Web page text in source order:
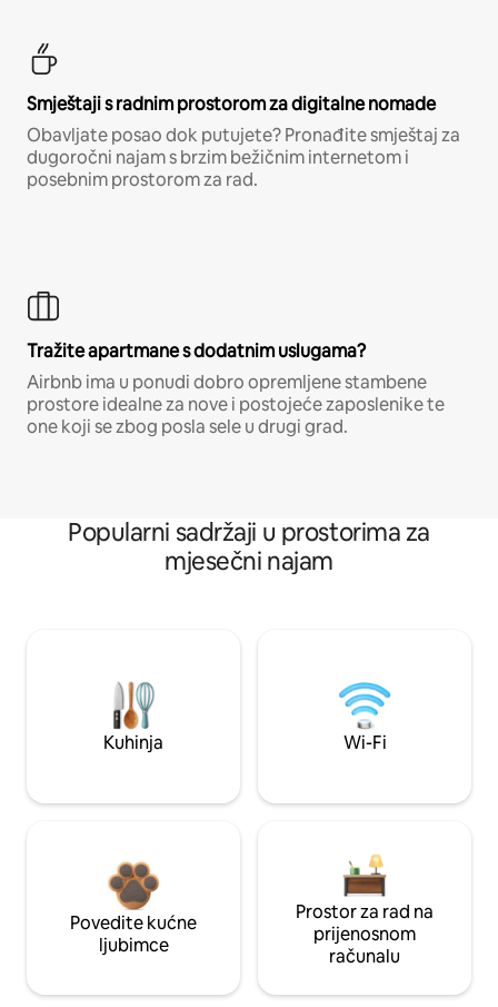
Smještaji s radnim prostorom za digitalne nomade
Obavljate posao dok putujete? Pronađite smještaj za
dugoročni najam s brzim bežičnim internetom i
posebnim prostorom za rad.
Tražite apartmane s dodatnim uslugama?
Airbnb ima u ponudi dobro opremljene stambene
prostore idealne za nove i postojeće zaposlenike te
one koji se zbog posla sele u drugi grad.
Popularni sadržaji u prostorima za
mjesečni najam
Kuhinja Wi-Fi
Povedite kućne
ljubimce
Prostor za rad na
prijenosnom
računalu